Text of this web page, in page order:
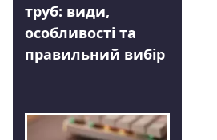
труб: види,
особливості та
правильний вибір